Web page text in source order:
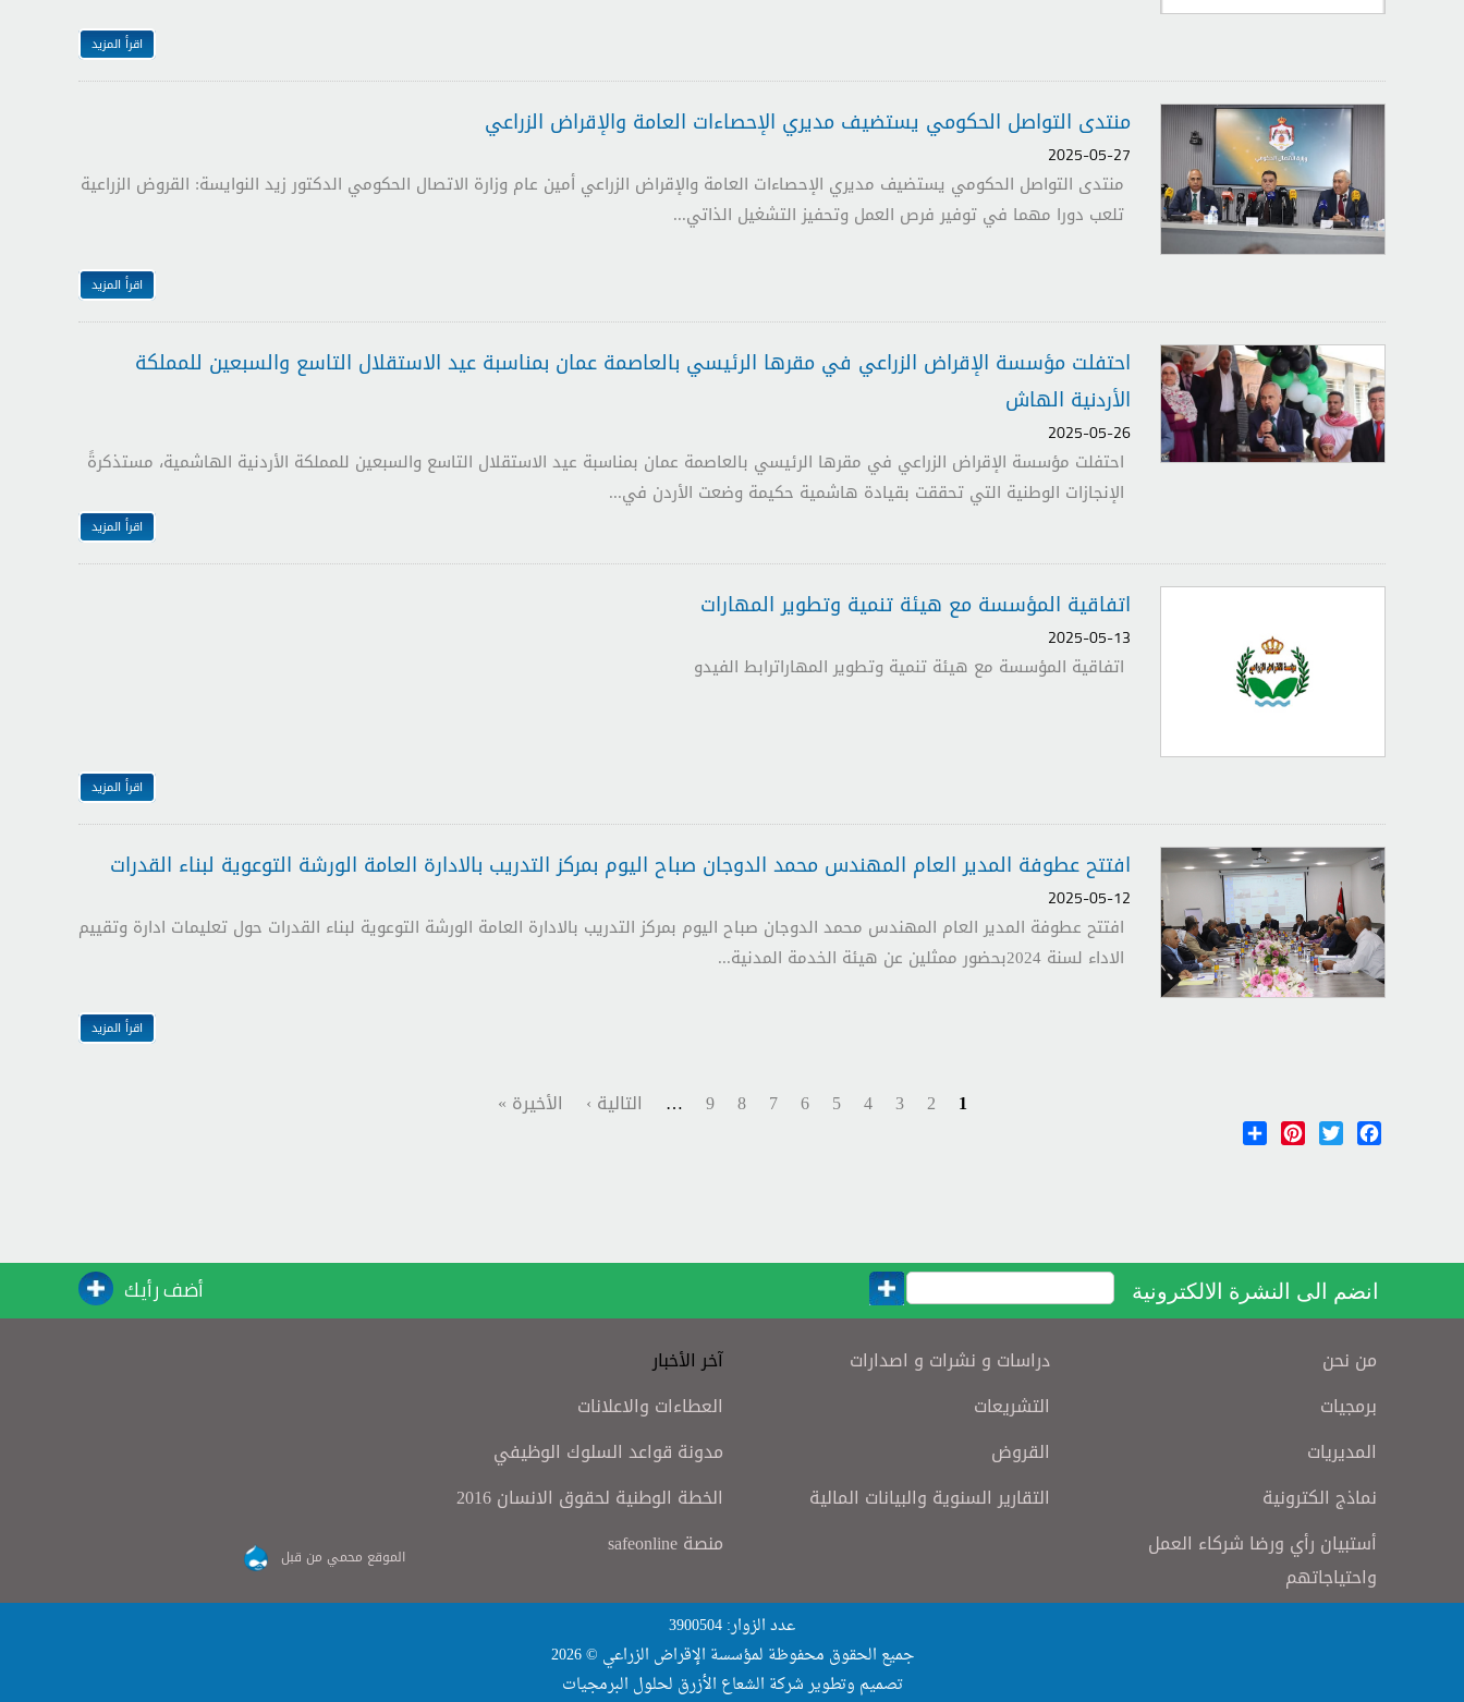
اقرأ المزيد
منتدى التواصل الحكومي يستضيف مديري الإحصاءات العامة والإقراض الزراعي
2025-05-27
منتدى التواصل الحكومي يستضيف مديري الإحصاءات العامة والإقراض الزراعي أمين عام وزارة الاتصال الحكومي الدكتور زيد النوايسة: القروض الزراعية
تلعب دورا مهما في توفير فرص العمل وتحفيز التشغيل الذاتي...
اقرأ المزيد
احتفلت مؤسسة الإقراض الزراعي في مقرها الرئيسي بالعاصمة عمان بمناسبة عيد الاستقلال التاسع والسبعين للمملكة
الأردنية الهاش
2025-05-26
احتفلت مؤسسة الإقراض الزراعي في مقرها الرئيسي بالعاصمة عمان بمناسبة عيد الاستقلال التاسع والسبعين للمملكة الأردنية الهاشمية، مستذكرةً
الإنجازات الوطنية التي تحققت بقيادة هاشمية حكيمة وضعت الأردن في...
اقرأ المزيد
اتفاقية المؤسسة مع هيئة تنمية وتطوير المهارات
2025-05-13
اتفاقية المؤسسة مع هيئة تنمية وتطوير المهاراترابط الفيدو
اقرأ المزيد
افتتح عطوفة المدير العام المهندس محمد الدوجان صباح اليوم بمركز التدريب بالادارة العامة الورشة التوعوية لبناء القدرات
2025-05-12
افتتح عطوفة المدير العام المهندس محمد الدوجان صباح اليوم بمركز التدريب بالادارة العامة الورشة التوعوية لبناء القدرات حول تعليمات ادارة وتقييم
الاداء لسنة 2024بحضور ممثلين عن هيئة الخدمة المدنية...
اقرأ المزيد
1
2
3
4
5
6
7
8
9
… التالية ›
الأخيرة »
Facebook
Twitter
Pinterest
انضم الى النشرة الالكترونية أضف رأيك
من نحن
برمجيات
المديريات
نماذج الكترونية
أستبيان رأي ورضا شركاء العمل
واحتياجاتهم
دراسات و نشرات و اصدارات
التشريعات
القروض
التقارير السنوية والبيانات المالية
آخر الأخبار
العطاءات والاعلانات
مدونة قواعد السلوك الوظيفي
الخطة الوطنية لحقوق الانسان 2016
منصة safeonline
الموقع محمي من قبل
عدد الزوار: 3900504
جميع الحقوق محفوظة لمؤسسة الإقراض الزراعي © 2026
تصميم وتطويرشركة الشعاع الأزرق لحلول البرمجيات